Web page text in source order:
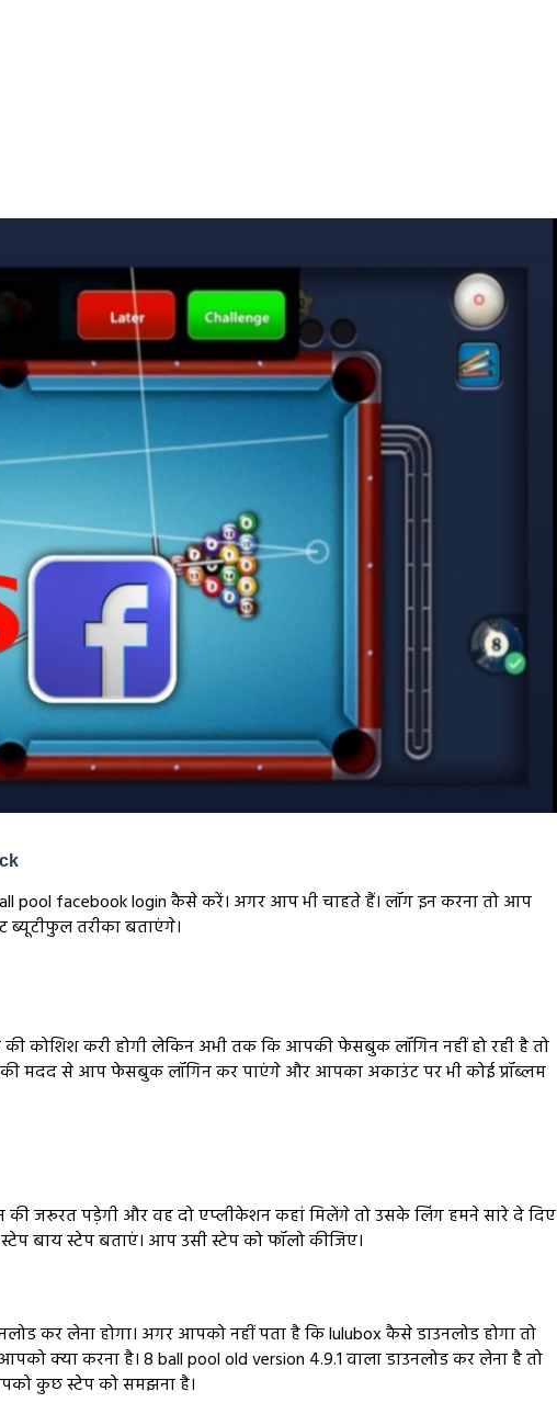
pool facebook login कैसे करें। अगर आप भी चाहते हैं। लॉग इन करना तो आप
तरीका बताएंगे।
कोशिश करी होगी लेकिन अभी तक कि आपकी फेसबुक लॉगिन नहीं हो रही है तो
मदद से आप फेसबुक लॉगिन कर पाएंगे और आपका अकाउंट पर भी कोई प्रॉब्लम
जरूरत पड़ेगी और वह दो एप्लीकेशन कहां मिलेंगे तो उसके लिंग हमने सारे दे दिए
स्टेप बताएं। आप उसी स्टेप को फॉलो कीजिए।
कर लेना होगा। अगर आपको नहीं पता है कि lulubox कैसे डाउनलोड होगा तो
क्या करना है। 8 ball pool old version 4.9.1 वाला डाउनलोड कर लेना है तो
कुछ स्टेप को समझना है।